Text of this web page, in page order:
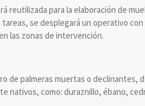
reutilizada para la elaboración de
se desplegará un operativo con
las zonas de intervención.
de palmeras muertas o declinantes,
nativos, como: duraznillo, ébano,